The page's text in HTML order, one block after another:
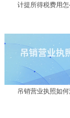
计提所得税费用怎
吊销营业执照如